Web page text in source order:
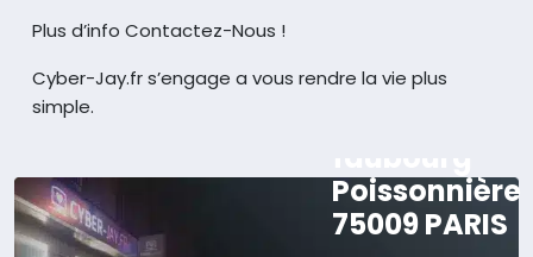
Plus d’info Contactez-Nous !
Cyber-Jay.fr s’engage a vous rendre la vie plus
simple.
Poissonnière
75009 PARIS